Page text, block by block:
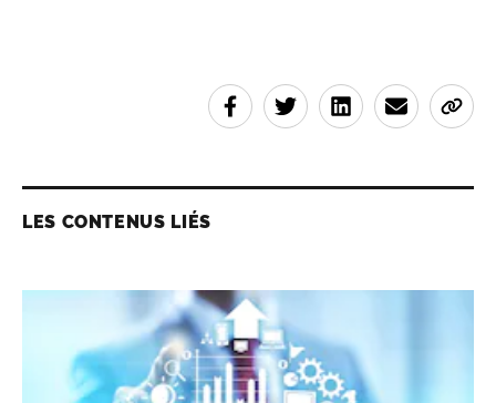
LES CONTENUS LIÉS